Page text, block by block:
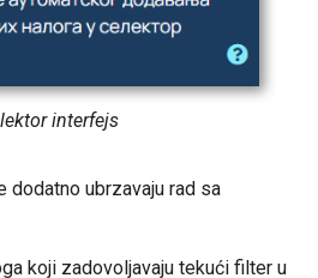
interfejs
dodatno ubrzavaju rad sa
koji zadovoljavaju tekući filter u